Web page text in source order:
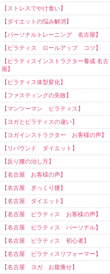
【ストレスでやけ食い】
【ダイエットの悩み解消】
【パーソナルトレーニング 名古屋】
【ピラティス ロールアップ コツ】
【ピラティスインストラクター養成 名古
屋】
【ピラティス体型変化】
【ファスティングの失敗】
【マンツーマン ピラティス】
【ヨガとピラティスの違い】
【ヨガインストラクター お客様の声】
【リバウンド ダイエット】
【反り腰の治し方】
【名古屋 お客様の声】
【名古屋 ぎっくり腰】
【名古屋 ダイエット】
【名古屋 ピラティス お客様の声】
【名古屋 ピラティス パーソナル】
【名古屋 ピラティス 初心者】
【名古屋 ピラティスリフォーマー】
【名古屋 ヨガ お腹痩せ】